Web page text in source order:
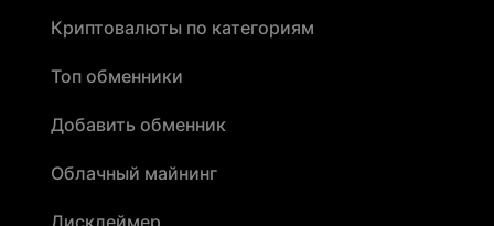
Криптовалюты по категориям
Топ обменники
Добавить обменник
Облачный майнинг
Дисклеймер